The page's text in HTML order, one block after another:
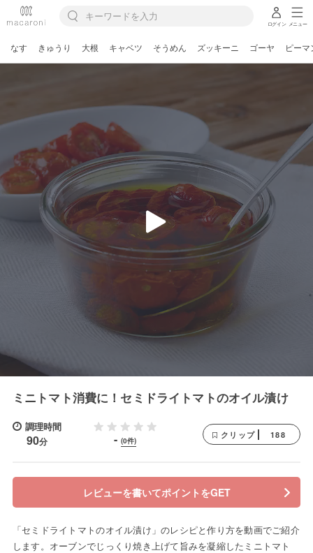
ログイン メニュー
なす きゅうり 大根 キャベツ そうめん ズッキーニ ゴーヤ ピーマ
ミニトマト消費に！セミドライトマトのオイル漬け
調理時間
90分 - (0件)
クリップ 188
レビューを書いてポイントをGET
「セミドライトマトのオイル漬け」のレシピと作り方を動画でご紹介
します。オーブンでじっくり焼き上げて旨みを凝縮したミニトマト